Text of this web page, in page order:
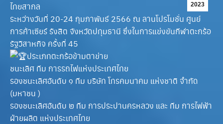
2023
ไทยสากล
ระหว่างวันที่ 20-24 กุมภาพันธ์ 2566 ณ ลานโปรโมชั่น ศูนย์
การค้าเซียร์ รังสิต จังหวัดปทุมธานี ซึ่งในการแข่งขันกีฬาตะกร้อ
รัฐวิสาหกิจ ครั้งที่ 45
ประเภทตะกร้อข้ามตาข่าย
ชนะเลิศ ทีม การรถไฟแห่งประเทศไทย
รองชนะเลิศอันดับ ๑ ทีม บริษัท โทรคมนาคม แห่งชาติ จํากัด
(มหาชน )
รองชนะเลิศอันดับ ๒ ทีม การประปานครหลวง และ ทีม การไฟฟ้า
ฝ่ายผลิต แห่งประเทศไทย